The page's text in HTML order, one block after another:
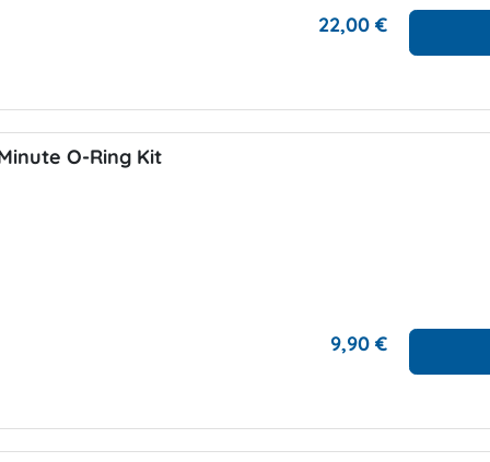
22,00 €
O-Ring Kit
9,90 €